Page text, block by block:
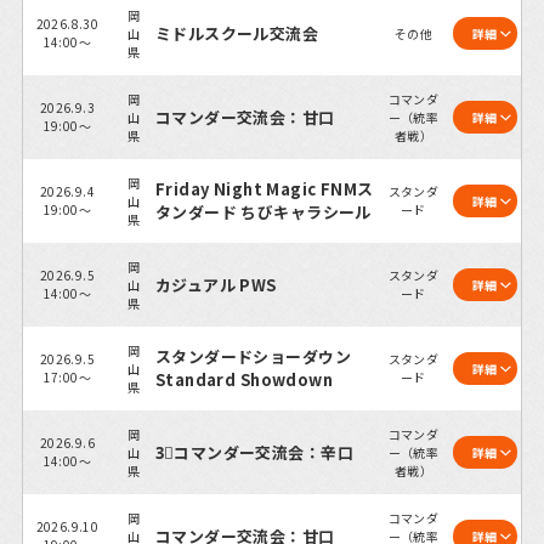
2026.8.30
14:00～
岡
山
県
ミドルスクール交流会 その他 詳細
2026.9.3
19:00～
岡
山
県
コマンダー交流会：甘口
コマンダ
ー（統率
者戦）
詳細
2026.9.4
19:00～
岡
山
県
Friday Night Magic FNMス
タンダード ちびキャラシール
スタンダ
ード
詳細
2026.9.5
14:00～
岡
山
県
カジュアル PWS
スタンダ
ード
詳細
2026.9.5
17:00～
岡
山
県
スタンダードショーダウン
Standard Showdown
スタンダ
ード
詳細
2026.9.6
14:00～
岡
山
県
3⃣コマンダー交流会：辛口
コマンダ
ー（統率
者戦）
詳細
2026.9.10
岡
山
コマンダー交流会：甘口
コマンダ
ー（統率
詳細